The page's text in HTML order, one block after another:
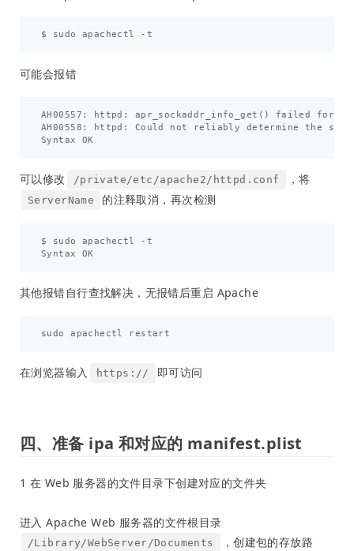
可能会报错
AH00557: httpd: apr_sockaddr_info_get() failed for
AH00558: httpd: Could not reliably determine the
可以修改 /private/etc/apache2/httpd.conf ，将
ServerName 的注释取消，再次检测
$ sudo apachectl -t
其他报错自行查找解决，无报错后重启 Apache
在浏览器输入 https:// 即可访问
四、准备 ipa 和对应的 manifest.plist
1 在 Web 服务器的文件目录下创建对应的文件夹
进入 Apache Web 服务器的文件根目录
/Library/WebServer/Documents
，创建包的存放路